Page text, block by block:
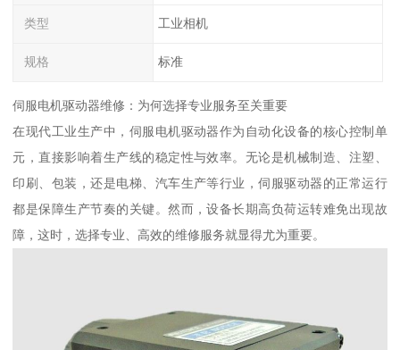
类型 工业相机
规格 标准
伺服电机驱动器维修：为何选择专业服务至关重要
在现代工业生产中，伺服电机驱动器作为自动化设备的核心控制单
元，直接影响着生产线的稳定性与效率。无论是机械制造、注塑、
印刷、包装，还是电梯、汽车生产等行业，伺服驱动器的正常运行
都是保障生产节奏的关键。然而，设备长期高负荷运转难免出现故
障，这时，选择专业、高效的维修服务就显得尤为重要。